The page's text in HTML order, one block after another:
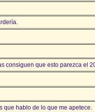
consiguen que esto parezca el
que hablo de lo que me apetece.